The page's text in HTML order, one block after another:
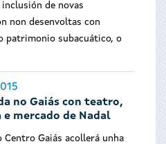
de novas
non desenvoltas con
patrimonio subacuático, o
no Gaiás con teatro,
e mercado de Nadal
Centro Gaiás acollerá unha